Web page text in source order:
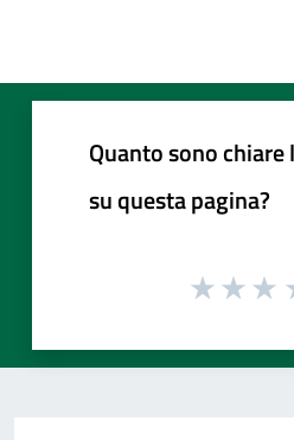
Quanto sono
su questa pagina?